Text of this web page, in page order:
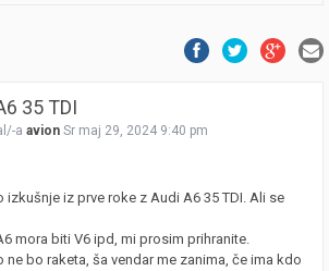
35 TDI
a avion Sr maj 29, 2024 9:40 pm
izkušnje iz prve roke z Audi A6 35 TDI. Ali se
mora biti V6 ipd, mi prosim prihranite.
ne bo raketa, ša vendar me zanima, če ima kdo